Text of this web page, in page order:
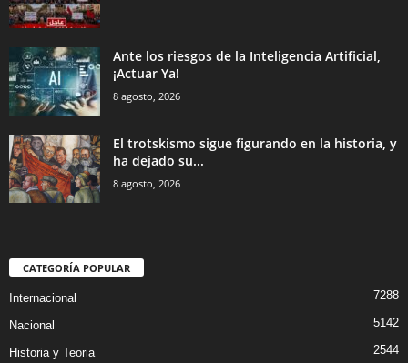
Ante los riesgos de la Inteligencia Artificial,
¡Actuar Ya!
8 agosto, 2026
El trotskismo sigue figurando en la historia, y
ha dejado su...
8 agosto, 2026
CATEGORÍA POPULAR
Internacional 7288
Nacional 5142
Historia y Teoria 2544